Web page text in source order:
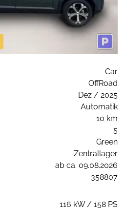
Car
OffRoad
Dez / 2025
Automatik
10 km
5
Green
Zentrallager
ab ca. 09.08.2026
358807
116 kW / 158 PS